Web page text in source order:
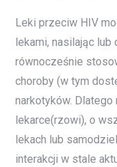
Leki przeciw HIV
lekami, nasilając lub
równocześnie
choroby (w tym
narkotyków.
lekarce(rzowi), o
lekach lub
interakcji w stale